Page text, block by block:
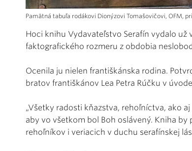
Pamätná tabuľa rodákovi Dionýzovi Tomašovičovi, OFM,
Hoci knihu Vydavateľstvo Serafín vydalo
faktografického rozmeru z obdobia
Ocenila ju nielen františkánska rodina.
bratov františkánov Lea Petra Rúčku v
„Všetky radosti kňazstva, rehoľníctva, ako
aby vo všetkom bol Boh oslávený. Kniha
rehoľníkov i veriacich v duchu serafínskej